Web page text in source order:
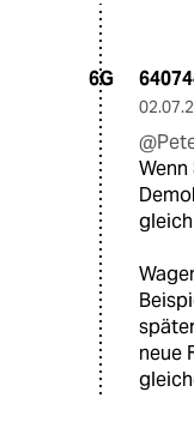
6G
neue